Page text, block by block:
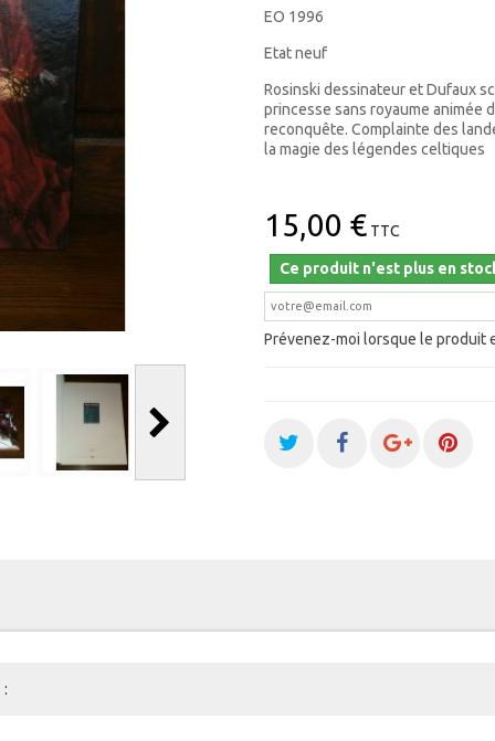
EO 1996
Etat neuf
Rosinski dessinateur et Dufaux
princesse sans royaume animée
reconquête. Complainte des
la magie des légendes celtiques
15,00 € TTC
Ce produit n'est plus en
Prévenez-moi lorsque le produit
: